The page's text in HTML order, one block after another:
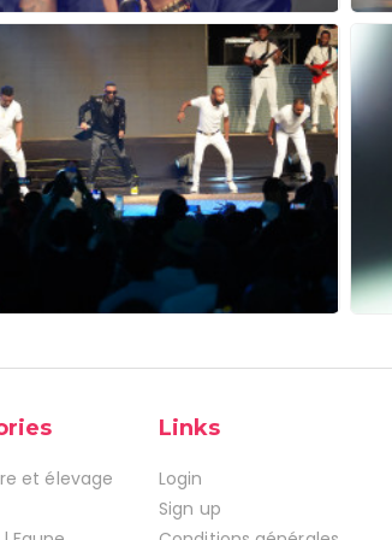
et élevage
Links
Login
Sign up